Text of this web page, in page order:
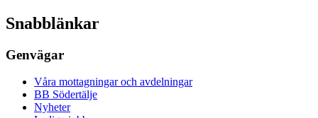
Snabblänkar
Genvägar
Våra mottagningar och avdelningar
BB Södertälje
Nyheter